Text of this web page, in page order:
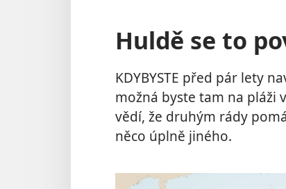
Huldě se to
KDYBYSTE před pár lety
možná byste tam na pláži
vědí, že druhým rády
něco úplně jiného.